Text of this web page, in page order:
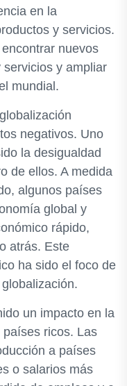
en la
y servicios.
nuevos
y ampliar
mundial.
negativos. Uno
la desigualdad
de ellos. A medida
algunos países
global y
rápido,
atrás. Este
ha sido el foco de
un impacto en la
ricos. Las
a países
o salarios más